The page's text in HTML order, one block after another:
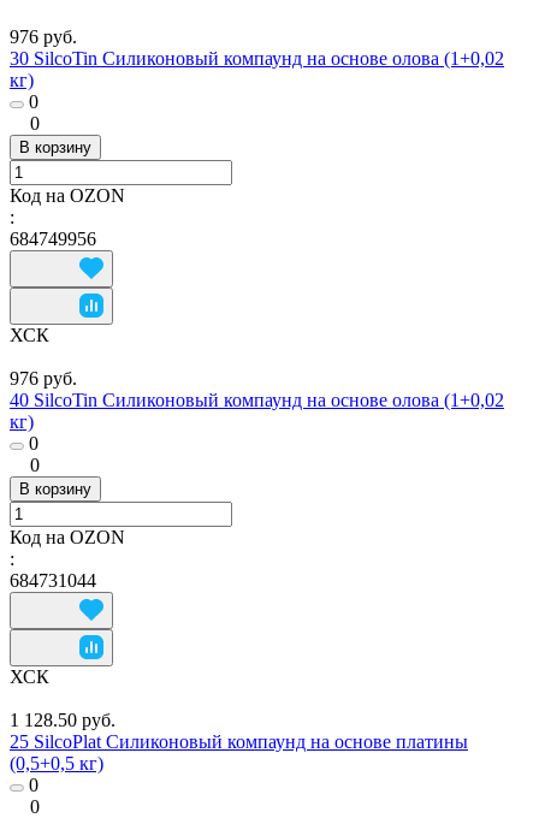
976 руб.
30 SilcoTin Силиконовый компаунд на основе олова (1+0,02
кг)
0
0
В корзину
Код на OZON
:
684749956
ХСК
976 руб.
40 SilcoTin Силиконовый компаунд на основе олова (1+0,02
кг)
0
0
В корзину
Код на OZON
:
684731044
ХСК
1 128.50 руб.
25 SilcoPlat Силиконовый компаунд на основе платины
(0,5+0,5 кг)
0
0